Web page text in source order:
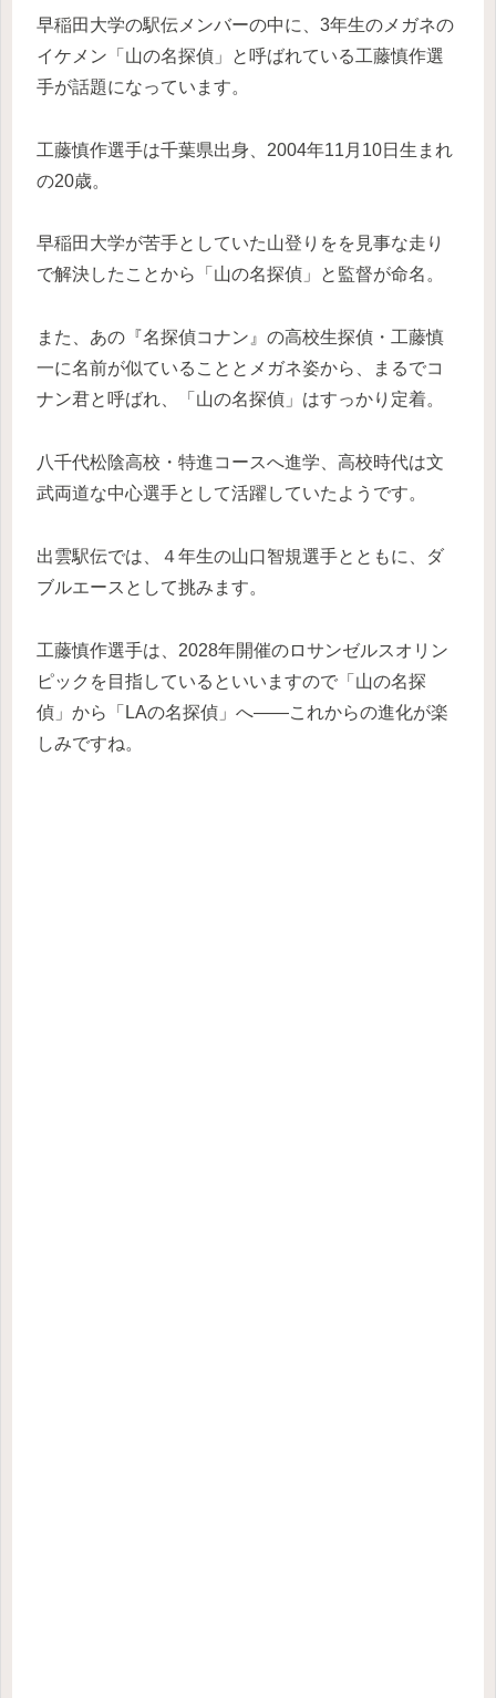
早稲田大学の駅伝メンバーの中に、3年生のメガネの
イケメン「山の名探偵」と呼ばれている工藤慎作選
手が話題になっています。
工藤慎作選手は千葉県出身、2004年11月10日生まれ
の20歳。
早稲田大学が苦手としていた山登りをを見事な走り
で解決したことから「山の名探偵」と監督が命名。
また、あの『名探偵コナン』の高校生探偵・工藤慎
一に名前が似ていることとメガネ姿から、まるでコ
ナン君と呼ばれ、「山の名探偵」はすっかり定着。
八千代松陰高校・特進コースへ進学、高校時代は文
武両道な中心選手として活躍していたようです。
出雲駅伝では、４年生の山口智規選手とともに、ダ
ブルエースとして挑みます。
工藤慎作選手は、2028年開催のロサンゼルスオリン
ピックを目指しているといいますので「山の名探
偵」から「LAの名探偵」へ――これからの進化が楽
しみですね。